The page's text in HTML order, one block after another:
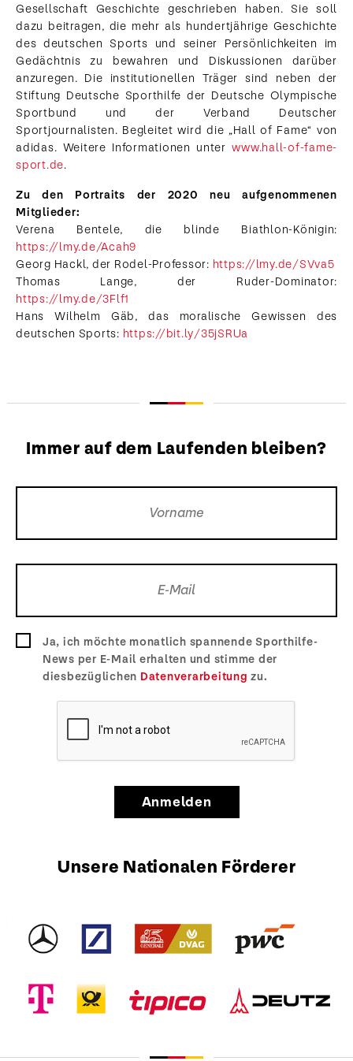
Gesellschaft Geschichte geschrieben haben. Sie soll
dazu beitragen, die mehr als hundertjährige Geschichte
des deutschen Sports und seiner Persönlichkeiten im
Gedächtnis zu bewahren und Diskussionen darüber
anzuregen. Die institutionellen Träger sind neben der
Stiftung Deutsche Sporthilfe der Deutsche Olympische
Sportbund und der Verband Deutscher
Sportjournalisten. Begleitet wird die „Hall of Fame“ von
adidas. Weitere Informationen unterwww.hall-of-fame-
sport.de.
Zu den Portraits der 2020 neu aufgenommenen
Mitglieder:
Verena Bentele, die blinde Biathlon-Königin:
https://lmy.de/Acah9
Georg Hackl, der Rodel-Professor: https://lmy.de/SVva5
Thomas Lange, der Ruder-Dominator:
https://lmy.de/3Flf1
Hans Wilhelm Gäb, das moralische Gewissen des
deutschen Sports: https://bit.ly/35jSRUa
Immer auf dem Laufenden bleiben?
Ja, ich möchte monatlich spannende Sporthilfe-
News per E-Mail erhalten und stimme der
diesbezüglichen Datenverarbeitung zu.
Anmelden
Unsere Nationalen Förderer